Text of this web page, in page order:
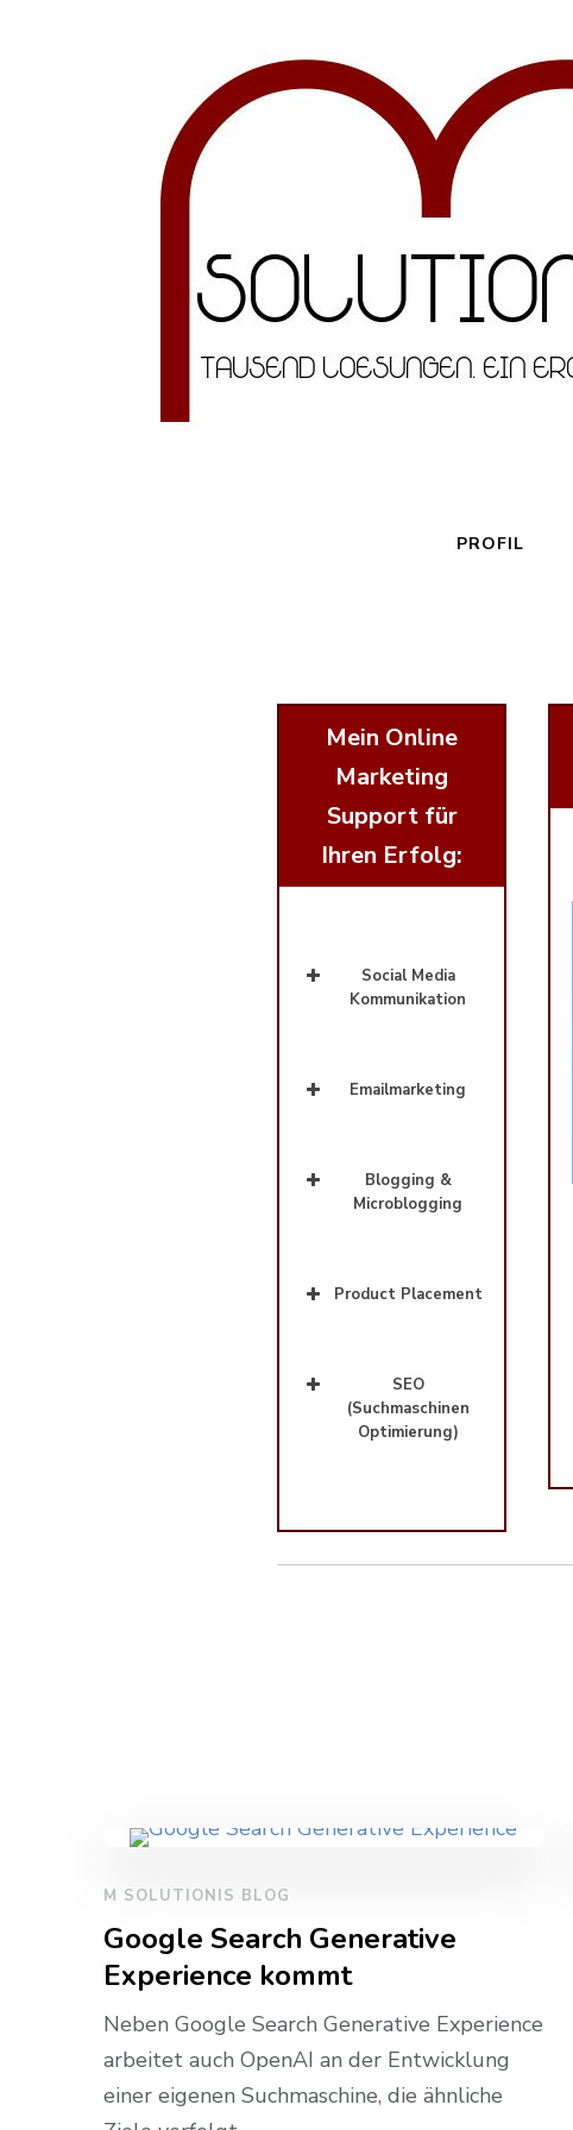
PROFIL
Mein Online
Marketing
Support für
Ihren Erfolg:
Social Media
Kommunikation
Emailmarketing
Blogging &
Microblogging
weiterlesen
Product Placement
SEO
(Suchmaschinen
Optimierung)
M SOLUTIONIS BLOG
Google Search Generative
Experience kommt
Neben Google Search Generative Experience
arbeitet auch OpenAI an der Entwicklung
einer eigenen Suchmaschine, die ähnliche